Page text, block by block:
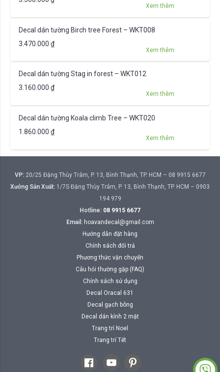
Xem thêm
Decal dán tường Birch tree Forest – WKT008
3.470.000 ₫
Xem thêm
Decal dán tường Stag in forest – WKT012
3.160.000 ₫
Xem thêm
Decal dán tường Koala climb Tree – WKT020
1.860.000 ₫
Xem thêm
VP:20/25 Đặng Thùy Trâm, P. 13, Bình Thạnh, TP. HCM – 08 9915 6677
Xưởng Sản Xuất: 1/7S Đặng Thùy Trâm, P. 13, Bình Thạnh, TP. HCM – 0903
194 979
Hotline: 08 9915 6677
Email: hoavandecal@gmail.com
Hướng dẫn đặt hàng
Chính sách đổi trả
Phương thức vận chuyển
Câu hỏi thường gặp (FAQ)
Chính sách sử dụng
Decal Oracal 631
Decal gạch bông
Decal dán kính 2 mặt
Trang trí Noel
Trang trí Tết